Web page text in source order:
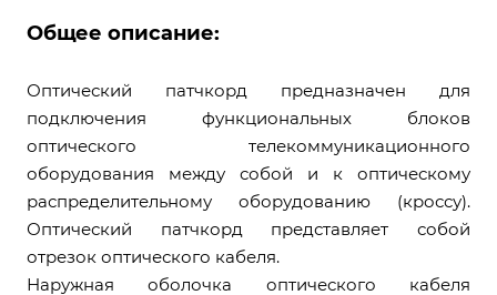
Общее описание:
Оптический патчкорд предназначен для
подключения функциональных блоков
оптического телекоммуникационного
оборудования между собой и к оптическому
распределительному оборудованию (кроссу).
Оптический патчкорд представляет собой
отрезок оптического кабеля.
Наружная оболочка оптического кабеля